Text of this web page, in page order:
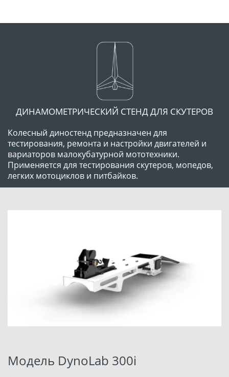
ДИНАМОМЕТРИЧЕСКИЙ СТЕНД ДЛЯ СКУТЕРОВ
Колесный диностенд предназначен для
тестирования, ремонта и настройки двигателей и
вариаторов малокубатурной мототехники.
Применяется для тестирования скутеров, мопедов,
легких мотоциклов и питбайков.
Модель DynoLab 300i